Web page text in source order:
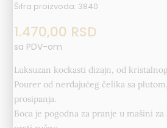
Šifra proizvoda: 3840
1.470,00 RSD
sa PDV-om
Luksuzan kockasti dizajn, od
Pourer od nerđajućeg čelika sa
prosipanja.
Boca je pogodna za pranje u mašini